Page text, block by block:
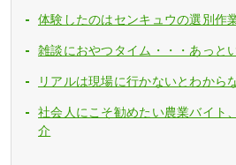
体験したのはセンキュウの選別作
雑談におやつタイム・・・あっと
リアルは現場に行かないとわから
社会人にこそ勧めたい農業バイト
介